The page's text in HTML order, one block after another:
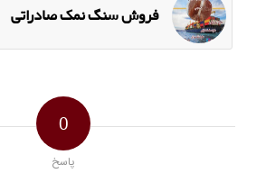
فروش سنگ نمک صادراتی
0
پاسخ